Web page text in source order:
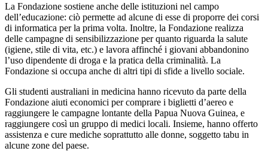
La Fondazione sostiene anche delle istituzioni nel campo
dell’educazione: ciò permette ad alcune di esse di proporre dei corsi
di informatica per la prima volta. Inoltre, la Fondazione realizza
delle campagne di sensibilizzazione per quanto riguarda la salute
(igiene, stile di vita, etc.) e lavora affinché i giovani abbandonino
l’uso dipendente di droga e la pratica della criminalità. La
Fondazione si occupa anche di altri tipi di sfide a livello sociale.
Gli studenti australiani in medicina hanno ricevuto da parte della
Fondazione aiuti economici per comprare i biglietti d’aereo e
raggiungere le campagne lontante della Papua Nuova Guinea, e
raggiungere così un gruppo di medici locali. Insieme, hanno offerto
assistenza e cure mediche soprattutto alle donne, soggetto tabu in
alcune zone del paese.